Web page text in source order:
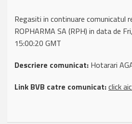
Regasiti in continuare comunicatul
ROPHARMA SA (RPH) in data de
15:00:20 GMT
Descriere comunicat: Hotarari
Link BVB catre comunicat:click